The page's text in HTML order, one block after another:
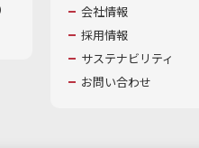
会社情報
採用情報
サステナビリティ
お問い合わせ